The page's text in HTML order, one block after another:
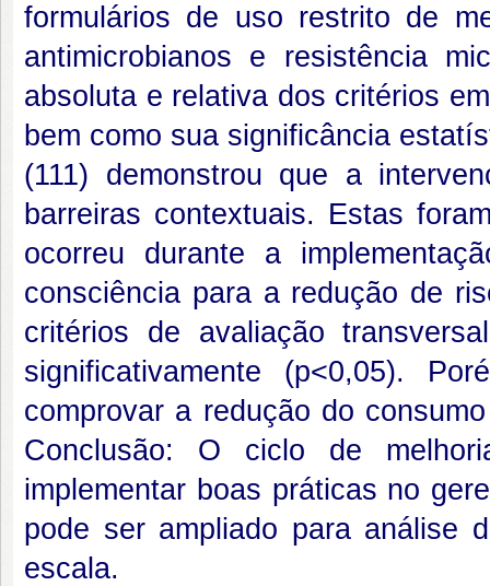
formulários de uso restrito de
antimicrobianos e resistência
absoluta e relativa dos critérios
bem como sua significância
(111) demonstrou que a
barreiras contextuais. Estas
ocorreu durante a
consciência para a redução de
critérios de avaliação
significativamente (p<0,05).
comprovar a redução do
Conclusão: O ciclo de
implementar boas práticas no
pode ser ampliado para análise
escala.